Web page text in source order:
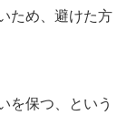
ため、避けた方
を保つ、という